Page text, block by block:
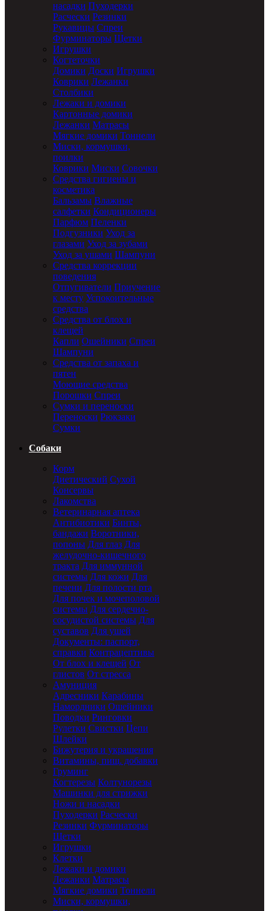
насадки Пуходерки
Расчески Резинки
Рукавицы Спреи
Фурминаторы Щетки
Игрушки
Когтеточки
Домики Доски Игрушки
Коврики Лежанки
Столбики
Лежаки и домики
Картонные домики
Лежанки Матрасы
Мягкие домики Тоннели
Миски, кормушки,
поилки
Коврики Миски Совочки
Средства гигиены и
косметика
Бальзамы Влажные
салфетки Кондиционеры
Парфюм Пеленки
Подгузники Уход за
глазами Уход за зубами
Уход за ушами Шампуни
Средства коррекции
поведения
Отпугиватели Приучение
к месту Успокоительные
средства
Средства от блох и
клещей
Капли Ошейники Спреи
Шампуни
Средства от запаха и
пятен
Моющие средства
Порошки Спреи
Сумки и переноски
Переноски Рюкзаки
Сумки
Собаки
Корм
Диетический Сухой
Консервы
Лакомства
Ветеринарная аптека
Антибиотики Бинты,
бандажи Воротники,
попоны Для глаз Для
желудочно-кишечного
тракта Для иммунной
системы Для кожи Для
печени Для полости рта
Для почек и мочеполовой
системы Для сердечно-
сосудистой системы Для
суставов Для ушей
Документы: паспорт,
справки Контрацептивы
От блох и клещей От
глистов От стресса
Амуниция
Адресники Карабины
Намордники Ошейники
Поводки Ринговки
Рулетки Свистки Цепи
Шлейки
Бижутерия и украшения
Витамины, пищ. добавки
Груминг
Когтерезы Колтунорезы
Машинки для стрижки
Ножи и насадки
Пуходерки Расчески
Резинки Фурминаторы
Щетки
Игрушки
Клетки
Лежаки и домики
Лежанки Матрасы
Мягкие домики Тоннели
Миски, кормушки,